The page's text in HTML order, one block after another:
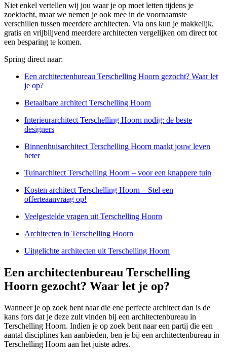
Niet enkel vertellen wij jou waar je op moet letten tijdens je
zoektocht, maar we nemen je ook mee in de voornaamste
verschillen tussen meerdere architecten. Via ons kun je makkelijk,
gratis en vrijblijvend meerdere architecten vergelijken om direct tot
een besparing te komen.
Spring direct naar:
Een architectenbureau Terschelling Hoorn gezocht? Waar let
je op?
Betaalbare architect Terschelling Hoorn
Interieurarchitect Terschelling Hoorn nodig: de beste
designers
Binnenhuisarchitect Terschelling Hoorn maakt jouw leven
beter
Tuinarchitect Terschelling Hoorn – voor een knappere tuin
Kosten architect Terschelling Hoorn – Stel een
offerteaanvraag op!
Veelgestelde vragen uit Terschelling Hoorn
Architecten in Terschelling Hoorn
Uitgelichte architecten uit Terschelling Hoorn
Een architectenbureau Terschelling
Hoorn gezocht? Waar let je op?
Wanneer je op zoek bent naar die ene perfecte architect dan is de
kans fors dat je deze zult vinden bij een architectenbureau in
Terschelling Hoorn. Indien je op zoek bent naar een partij die een
aantal disciplines kan aanbieden, ben je bij een architectenbureau in
Terschelling Hoorn aan het juiste adres.